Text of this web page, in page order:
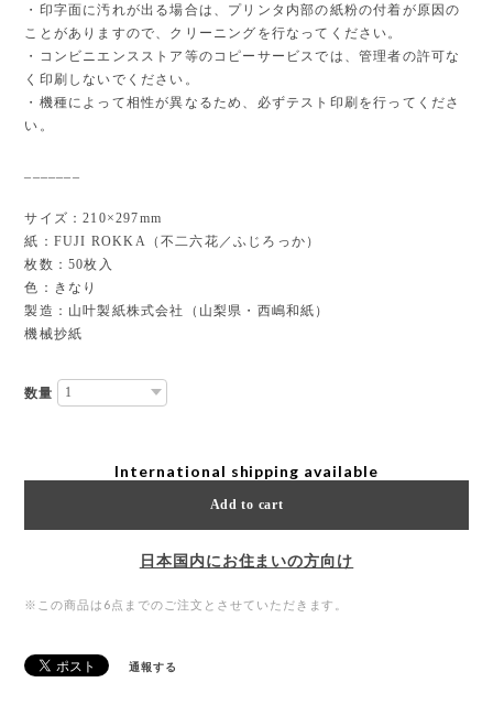
・印字面に汚れが出る場合は、プリンタ内部の紙粉の付着が原因の
ことがありますので、クリーニングを行なってください。
・コンビニエンスストア等のコピーサービスでは、管理者の許可な
く印刷しないでください。
・機種によって相性が異なるため、必ずテスト印刷を行ってくださ
い。
サイズ：210×297mm
紙：FUJI ROKKA（不二六花／ふじろっか）
枚数：50枚入
色：きなり
製造：山叶製紙株式会社（山梨県・西嶋和紙）
機械抄紙
数量
International shipping available
Add to cart
日本国内にお住まいの方向け
※この商品は6点までのご注文とさせていただきます。
通報する